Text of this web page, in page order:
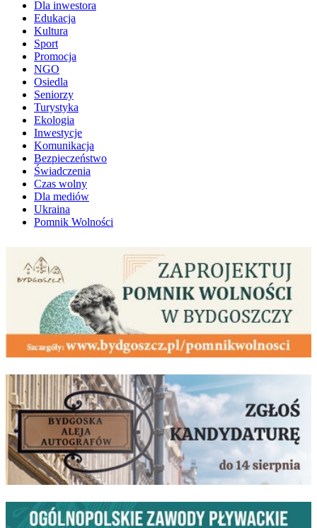
Dla inwestora
Edukacja
Kultura
Sport
Promocja
NGO
Osiedla
Seniorzy
Turystyka
Ekologia
Inwestycje
Komunikacja
Bezpieczeństwo
Świadczenia
Czas wolny
Dla mediów
Ukraina
Pomnik Wolności